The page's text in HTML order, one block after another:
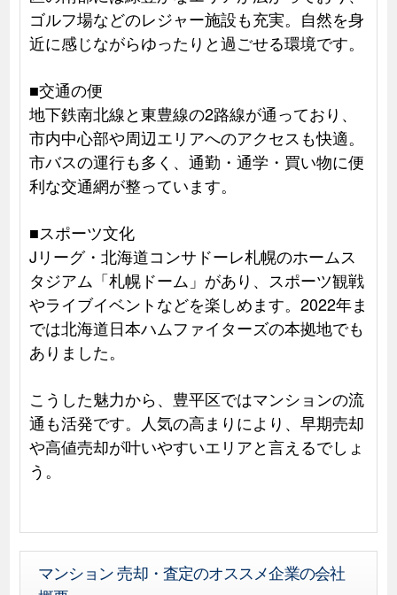
ゴルフ場などのレジャー施設も充実。自然を身
近に感じながらゆったりと過ごせる環境です。
■交通の便
地下鉄南北線と東豊線の2路線が通っており、
市内中心部や周辺エリアへのアクセスも快適。
市バスの運行も多く、通勤・通学・買い物に便
利な交通網が整っています。
■スポーツ文化
Jリーグ・北海道コンサドーレ札幌のホームス
タジアム「札幌ドーム」があり、スポーツ観戦
やライブイベントなどを楽しめます。2022年ま
では北海道日本ハムファイターズの本拠地でも
ありました。
こうした魅力から、豊平区ではマンションの流
通も活発です。人気の高まりにより、早期売却
や高値売却が叶いやすいエリアと言えるでしょ
う。
マンション 売却・査定のオススメ企業の会社